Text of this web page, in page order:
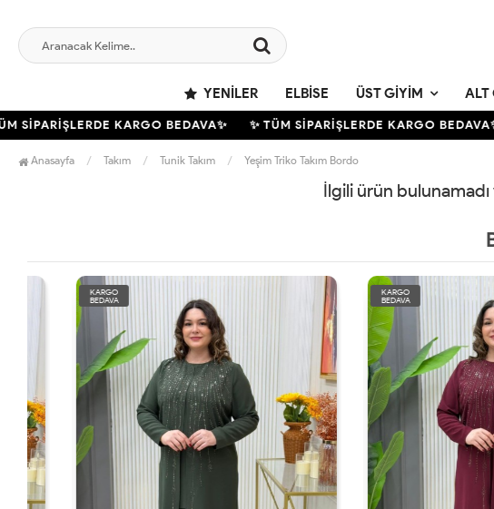
YENILER ELBISE ÜST GIYIM ALT
SİPARİŞLERDE KARGO BEDAVA✨ ✨ TÜM SİPARİŞLERDE KARGO BEDAVA✨
Anasayfa Takım Tunik Takım Yeşim Triko Takım Bordo
İlgili ürün
BEDAVA
BEDAVA